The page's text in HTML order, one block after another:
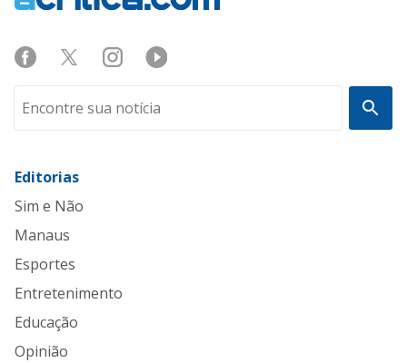
Editorias
Sim e Não
Manaus
Esportes
Entretenimento
Educação
Opinião